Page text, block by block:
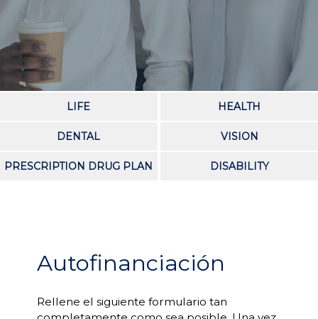
LIFE HEALTH
DENTAL VISION
PRESCRIPTION DRUG PLAN DISABILITY
Autofinanciación
Rellene el siguiente formulario tan